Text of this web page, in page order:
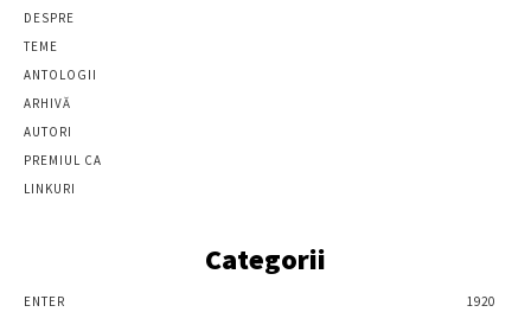
DESPRE
TEME
ANTOLOGII
ARHIVĂ
AUTORI
PREMIUL CA
LINKURI
Categorii
ENTER
1920